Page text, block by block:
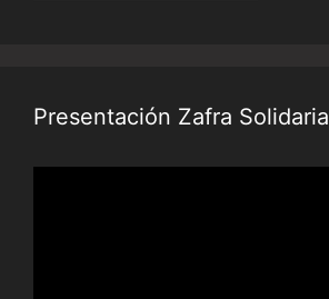
Presentación Zafra Solidaria